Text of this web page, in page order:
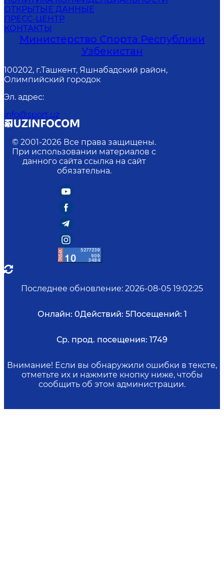
ОТКРЫТЫЕ ДАННЫЕ
ПРЕСС-ЦЕНТР
КОНТАКТЫ
Министерство Спорта Республики
Узбекистан
100202, г.Ташкент, Яшнабадский район,
Олимпийский городок
Эл. адрес:
info@sport.uz
© 2001-2026 Все права защищены.
При использовании материалов с
данного сайта ссылка на сайт
обязательна.
Последнее обновление: 2026-08-05 19:02:25
Онлайн: 0Действий: 5Посещений: 1
Ср. прод. посещения: 1749
Внимание! Если вы обнаружили ошибки в тексте,
отметьте их и нажмите кнопку ниже, чтобы
сообщить об этом администрации.